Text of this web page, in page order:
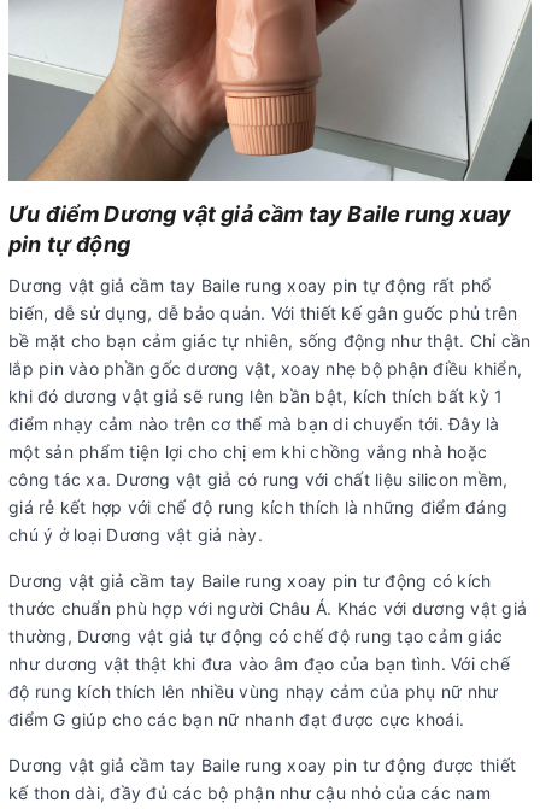
Ưu điểm Dương vật giả cầm tay Baile rung xuay
pin tự động
Dương vật giả cầm tay Baile rung xoay pin tự động rất phổ
biến, dễ sử dụng, dễ bảo quản. Với thiết kế gân guốc phủ trên
bề mặt cho bạn cảm giác tự nhiên, sống động như thật. Chỉ cần
lắp pin vào phần gốc dương vật, xoay nhẹ bộ phận điều khiển,
khi đó dương vật giả sẽ rung lên bần bật, kích thích bất kỳ 1
điểm nhạy cảm nào trên cơ thể mà bạn di chuyển tới. Đây là
một sản phẩm tiện lợi cho chị em khi chồng vắng nhà hoặc
công tác xa. Dương vật giả có rung với chất liệu silicon mềm,
giá rẻ kết hợp với chế độ rung kích thích là những điểm đáng
chú ý ở loại Dương vật giả này.
Dương vật giả cầm tay Baile rung xoay pin tư động có kích
thước chuẩn phù hợp với người Châu Á. Khác với dương vật giả
thường, Dương vật giả tự động có chế độ rung tạo cảm giác
như dương vật thật khi đưa vào âm đạo của bạn tình. Với chế
độ rung kích thích lên nhiều vùng nhạy cảm của phụ nữ như
điểm G giúp cho các bạn nữ nhanh đạt được cực khoái.
Dương vật giả cầm tay Baile rung xoay pin tư động được thiết
kế thon dài, đầy đủ các bộ phận như cậu nhỏ của các nam